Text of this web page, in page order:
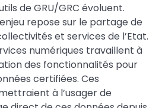
de GRU/GRC évoluent.
repose sur le partage de
et services de l’Etat.
numériques travaillent à
des fonctionnalités pour
certifiées. Ces
à l’usager de